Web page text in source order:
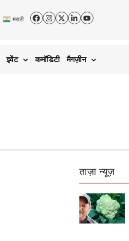
मराठी
इवेंट कमॉडिटी मैगज़ीन
ताज़ा न्यूज़